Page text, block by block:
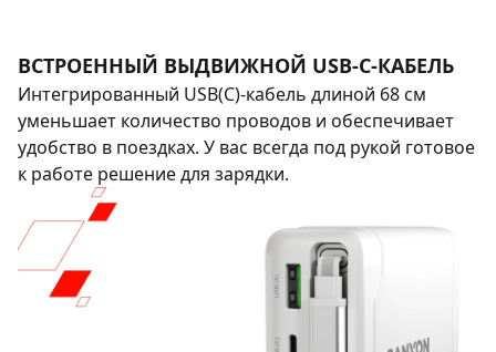
ВСТРОЕННЫЙ ВЫДВИЖНОЙ USB-C-КАБЕЛЬ
Интегрированный USB(C)-кабель длиной 68 см
уменьшает количество проводов и обеспечивает
удобство в поездках. У вас всегда под рукой готовое
к работе решение для зарядки.